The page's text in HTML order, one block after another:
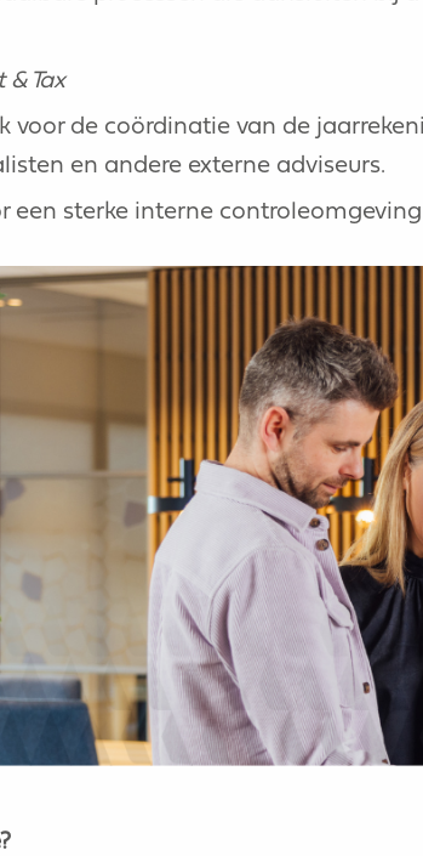
Tax
voor de coördinatie van de
en andere externe adviseurs.
een sterke interne